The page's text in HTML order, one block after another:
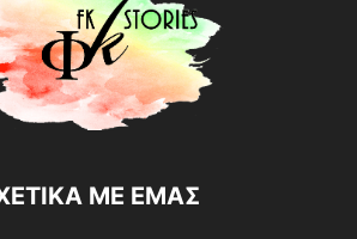
ΜΕ ΕΜΑΣ